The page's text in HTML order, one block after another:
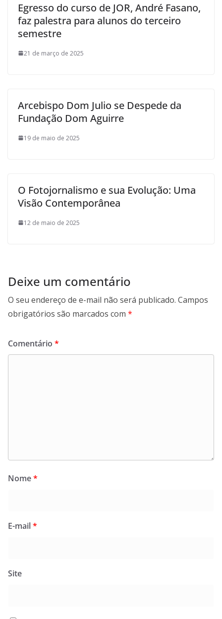
Egresso do curso de JOR, André Fasano,
faz palestra para alunos do terceiro
semestre
21 de março de 2025
Arcebispo Dom Julio se Despede da
Fundação Dom Aguirre
19 de maio de 2025
O Fotojornalismo e sua Evolução: Uma
Visão Contemporânea
12 de maio de 2025
Deixe um comentário
O seu endereço de e-mail não será publicado. Campos
obrigatórios são marcados com *
Comentário *
Nome*
E-mail*
Site